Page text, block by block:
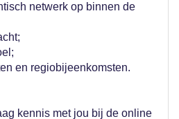
netwerk op binnen de
en regiobijeenkomsten.
kennis met jou bij de online